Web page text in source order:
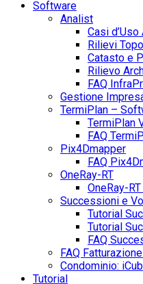
Software
Analist
Casi
Rilievi
Catasto e
Rilievo
FAQ
Gestione
TermiPlan –
TermiPlan
FAQ
Pix4Dmapper
FAQ
OneRay-RT
OneRay-RT
Successioni e
Tutorial
Tutorial
FAQ
FAQ
Condominio:
Tutorial